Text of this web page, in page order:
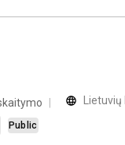
Public